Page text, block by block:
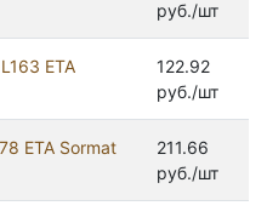
руб./шт
ETA
122.92
руб./шт
ETA Sormat
211.66
руб./шт